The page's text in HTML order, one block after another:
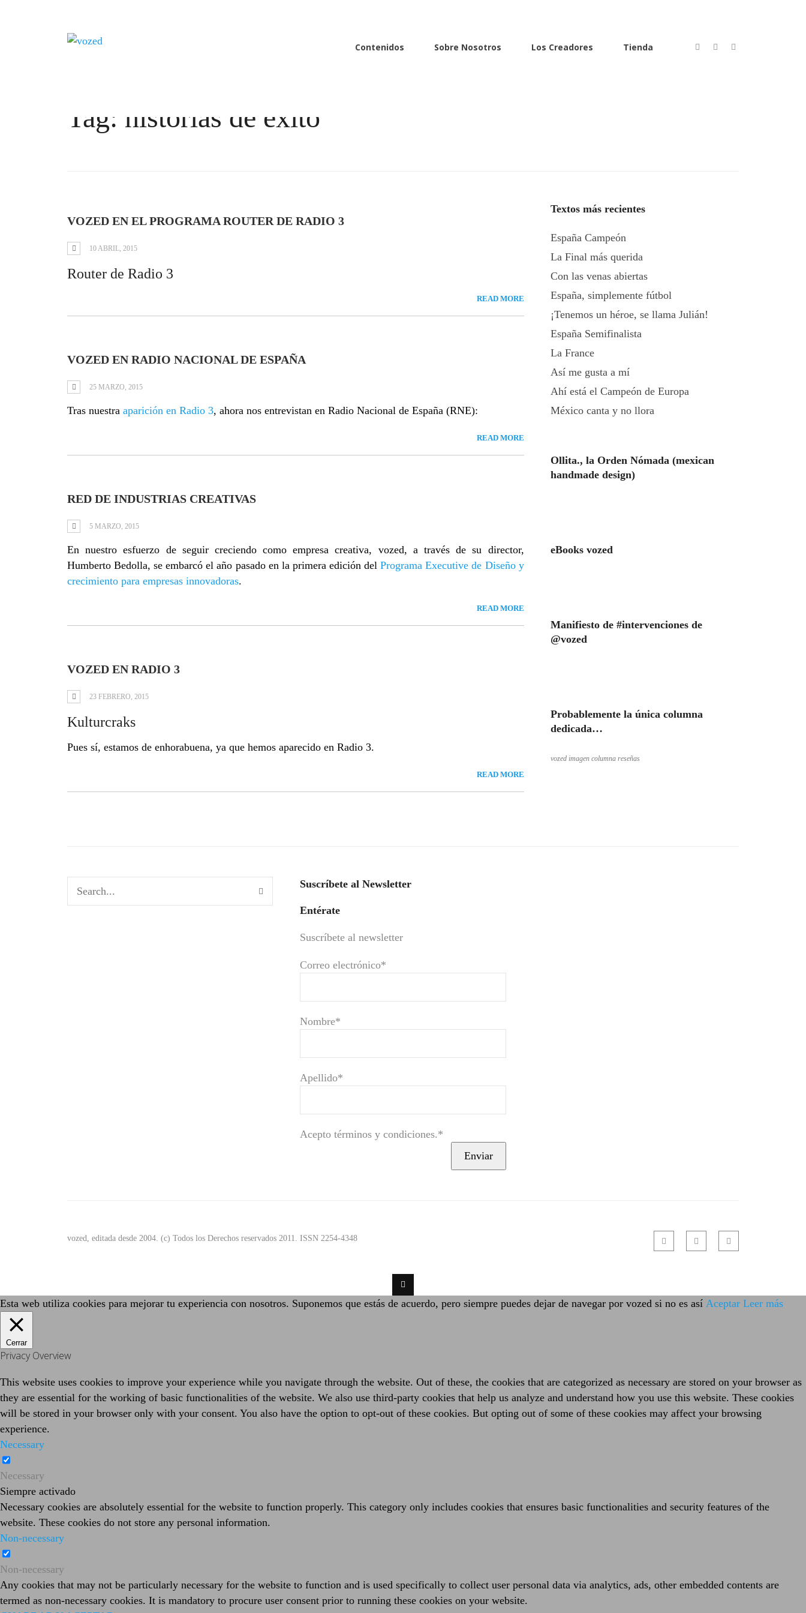
Contenidos Sobre Nosotros Los Creadores Tienda
Tag: historias de éxito
VOZED EN EL PROGRAMA ROUTER DE RADIO 3
10 ABRIL, 2015
Router de Radio 3
READ MORE
VOZED EN RADIO NACIONAL DE ESPAÑA
25 MARZO, 2015
Tras nuestra aparición en Radio 3, ahora nos entrevistan en Radio Nacional de España (RNE):
READ MORE
RED DE INDUSTRIAS CREATIVAS
5 MARZO, 2015
En nuestro esfuerzo de seguir creciendo como empresa creativa, vozed, a través de su director,
Humberto Bedolla, se embarcó el año pasado en la primera edición delPrograma Executive de Diseño y
crecimiento para empresas innovadoras.
READ MORE
VOZED EN RADIO 3
23 FEBRERO, 2015
Kulturcraks
Pues sí, estamos de enhorabuena, ya que hemos aparecido en Radio 3.
READ MORE
Textos más recientes
España Campeón
La Final más querida
Con las venas abiertas
España, simplemente fútbol
¡Tenemos un héroe, se llama Julián!
España Semifinalista
La France
Así me gusta a mí
Ahí está el Campeón de Europa
México canta y no llora
Ollita., la Orden Nómada (mexican
handmade design)
eBooks vozed
Manifiesto de #intervenciones de
@vozed
Probablemente la única columna
dedicada…
vozed imagen columna reseñas
Suscríbete al Newsletter
Entérate
Suscríbete al newsletter
Correo electrónico*
Nombre*
Apellido*
Acepto términos y condiciones.*
vozed, editada desde 2004. (c) Todos los Derechos reservados 2011. ISSN 2254-4348
Esta web utiliza cookies para mejorar tu experiencia con nosotros. Suponemos que estás de acuerdo, pero siempre puedes dejar de navegar por vozed si no es así Aceptar Leer más
Cerrar
Privacy Overview
This website uses cookies to improve your experience while you navigate through the website. Out of these, the cookies that are categorized as necessary are stored on your browser as
they are essential for the working of basic functionalities of the website. We also use third-party cookies that help us analyze and understand how you use this website. These cookies
will be stored in your browser only with your consent. You also have the option to opt-out of these cookies. But opting out of some of these cookies may affect your browsing
experience.
Necessary
Necessary
Siempre activado
Necessary cookies are absolutely essential for the website to function properly. This category only includes cookies that ensures basic functionalities and security features of the
website. These cookies do not store any personal information.
Non-necessary
Non-necessary
Any cookies that may not be particularly necessary for the website to function and is used specifically to collect user personal data via analytics, ads, other embedded contents are
termed as non-necessary cookies. It is mandatory to procure user consent prior to running these cookies on your website.